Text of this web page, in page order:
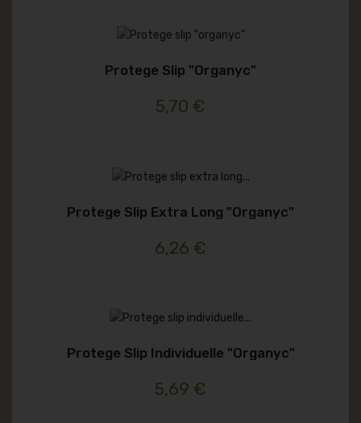
Protege Slip "organyc"
5,70 €
Protege Slip Extra Long "organyc"
6,26 €
Protege Slip Individuelle "organyc"
5,69 €